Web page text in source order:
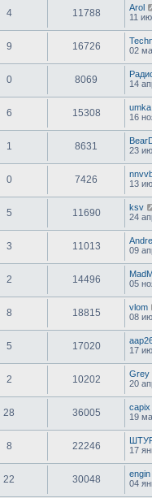
4 11788
Arol
11
9 16726
02
0 8069
14
6 15308
umka
16
1 8631
23
0 7426
13
5 11690
ksv
24
3 11013
09
2 14496
05
8 18815
vlom
08
5 17020
17
2 10202
Grey
20
28 36005
capix
19
8 22246
17
22 30048
engin
04